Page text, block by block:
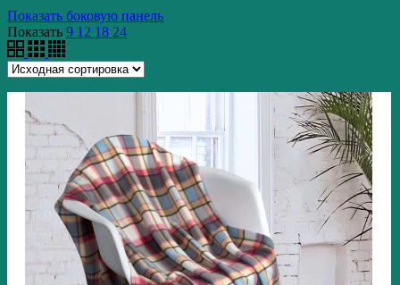
Показать боковую панель
Показать 9 12 18 24